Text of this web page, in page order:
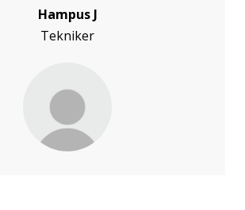
Hampus J
Tekniker